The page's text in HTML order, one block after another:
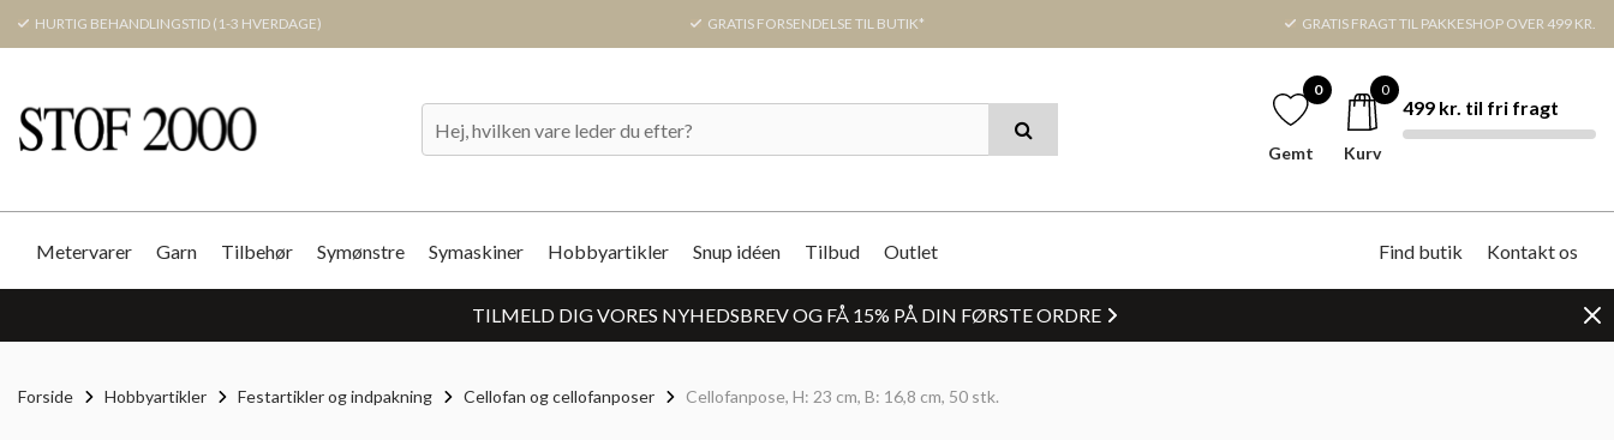
HURTIG BEHANDLINGSTID (1-3 HVERDAGE) GRATIS FORSENDELSE TIL BUTIK* GRATIS FRAGT TIL PAKKESHOP OVER 499 KR.
0
Gemt
0
Kurv
499 kr. til fri fragt
Metervarer Garn Tilbehør Symønstre Symaskiner Hobbyartikler Snup idéen Tilbud Outlet Find butik Kontakt os
TILMELD DIG VORES NYHEDSBREV OG FÅ 15% PÅ DIN FØRSTE ORDRE
Forside Hobbyartikler Festartikler og indpakning Cellofan og cellofanposer Cellofanpose, H: 23 cm, B: 16,8 cm, 50 stk.